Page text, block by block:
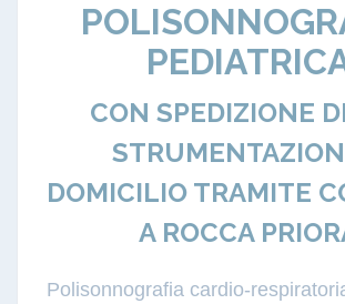
CON SPEDIZIONE
DOMICILIO TRAMITE
A ROCCA
Polisonnografia cardio-